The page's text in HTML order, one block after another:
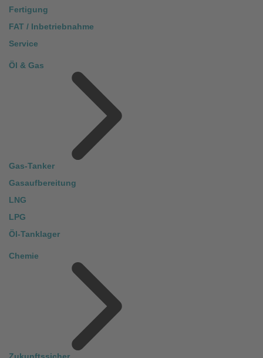
Fertigung
FAT / Inbetriebnahme
Service
Öl & Gas
Gas-Tanker
Gasaufbereitung
LNG
LPG
Öl-Tanklager
Chemie
Zukunftssicher